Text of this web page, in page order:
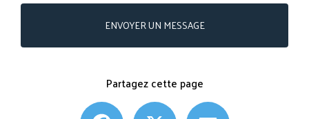
ENVOYER UN MESSAGE
Partagez cette page
Facebook